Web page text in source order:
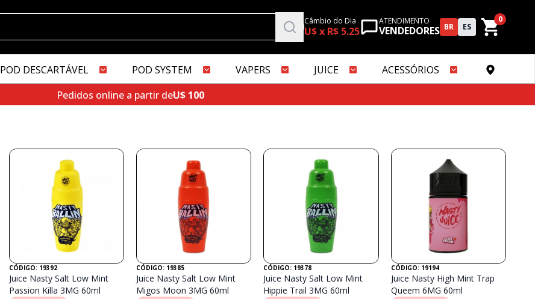
Câmbio do Dia
U$ x R$ 5.25
ATENDIMENTO
VENDEDORES BR ES
0
POD DESCARTÁVEL POD SYSTEM VAPERS JUICE
ACESSÓRIOS
Pedidos online a partir deU$ 100
CÓDIGO: 19392
Juice Nasty Salt Low Mint
Passion Killa 3MG 60ml
CÓDIGO: 19385
Juice Nasty Salt Low Mint
Migos Moon 3MG 60ml
CÓDIGO: 19378
Juice Nasty Salt Low Mint
Hippie Trail 3MG 60ml
CÓDIGO: 19194
Juice Nasty High Mint Trap
Queem 6MG 60ml